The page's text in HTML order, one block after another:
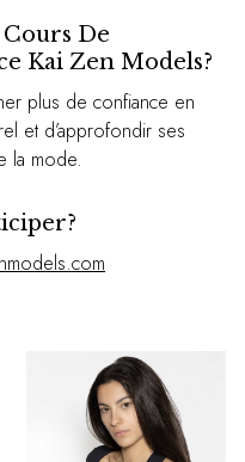
De
Kai Zen Models?
plus de confiance en
et d’approfondir ses
la mode.